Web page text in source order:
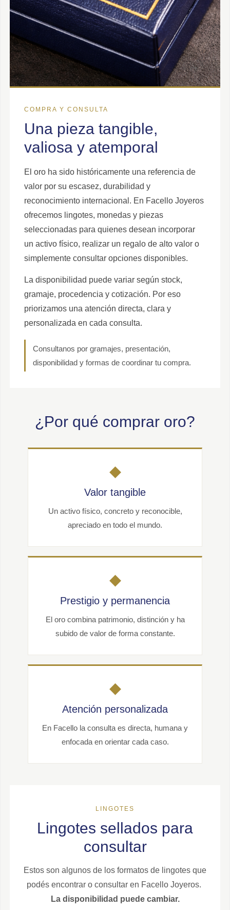
COMPRA Y CONSULTA
Una pieza tangible,
valiosa y atemporal
El oro ha sido históricamente una referencia de
valor por su escasez, durabilidad y
reconocimiento internacional. En Facello Joyeros
ofrecemos lingotes, monedas y piezas
seleccionadas para quienes desean incorporar
un activo físico, realizar un regalo de alto valor o
simplemente consultar opciones disponibles.
La disponibilidad puede variar según stock,
gramaje, procedencia y cotización. Por eso
priorizamos una atención directa, clara y
personalizada en cada consulta.
Consultanos por gramajes, presentación,
disponibilidad y formas de coordinar tu compra.
¿Por qué comprar oro?
◆
Valor tangible
Un activo físico, concreto y reconocible,
apreciado en todo el mundo.
◆
Prestigio y permanencia
El oro combina patrimonio, distinción y ha
subido de valor de forma constante.
◆
Atención personalizada
En Facello la consulta es directa, humana y
enfocada en orientar cada caso.
LINGOTES
Lingotes sellados para
consultar
Estos son algunos de los formatos de lingotes que
podés encontrar o consultar en Facello Joyeros.
La disponibilidad puede cambiar.